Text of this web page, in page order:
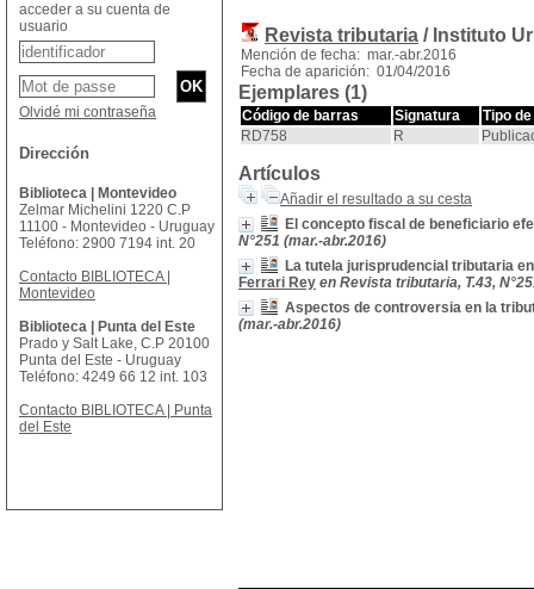
Revista tributaria / Instituto
Mención de fecha: mar.-abr.2016
Fecha de aparición: 01/04/2016
Ejemplares (1)
Código de barras Signatura
Tipo
RD758
R
Artículos
Añadir el resultado a su cesta
El concepto fiscal de beneficiario
N°251 (mar.-abr.2016)
La tutela jurisprudencial tributaria
Ferrari Rey en Revista tributaria, T.43,
Aspectos de controversia en la
(mar.-abr.2016)
acceder a su cuenta de
usuario
Olvidé mi contraseña
Dirección
Biblioteca | Montevideo
Zelmar Michelini 1220 C.P
11100 - Montevideo - Uruguay
Teléfono: 2900 7194 int. 20
Contacto BIBLIOTECA |
Montevideo
Biblioteca | Punta del Este
Prado y Salt Lake, C.P 20100
Punta del Este - Uruguay
Teléfono: 4249 66 12 int. 103
Contacto BIBLIOTECA | Punta
del Este